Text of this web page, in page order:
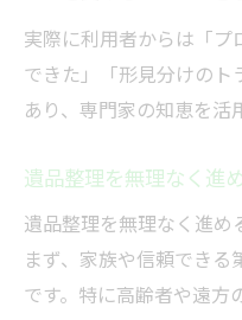
実際に利用者からは「
できた」「形見分けのト
あり、専門家の知恵を活
遺品整理を無理なく進
遺品整理を無理なく進
まず、家族や信頼でき
です。特に高齢者や遠方